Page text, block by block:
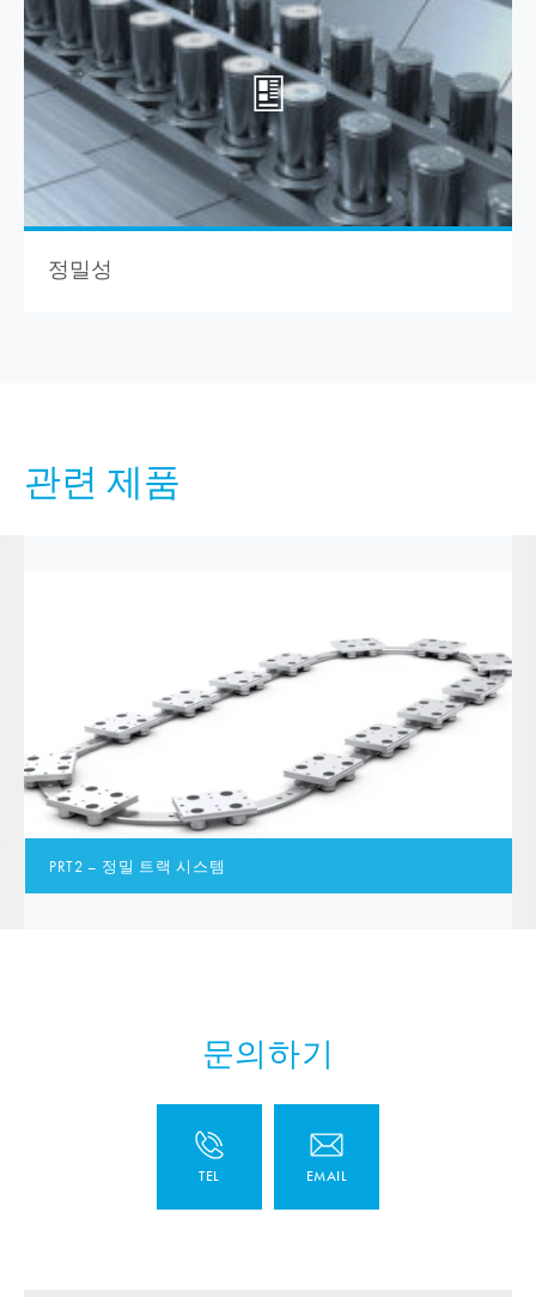
정밀성
관련 제품
PRT2 – 정밀 트랙 시스템